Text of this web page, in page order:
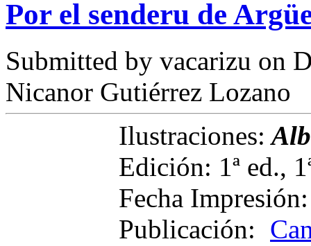
Por el senderu de
Submitted by vacarizu on
Nicanor Gutiérrez Lozano
Ilustraciones:
Edición: 1ª ed.,
Fecha
Publicación: